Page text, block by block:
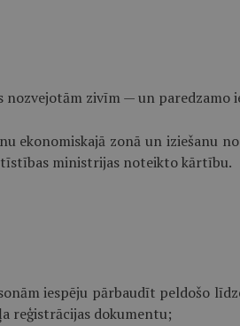
zivīm — un paredzamo
zonā un iziešanu
ministrijas noteikto kārtību.
iespēju pārbaudīt peldošo
reģistrācijas dokumentu;